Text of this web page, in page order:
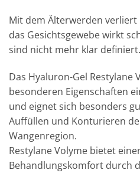
Mit dem Älterwerden verliert
das Gesichtsgewebe wirkt
sind nicht mehr klar definiert.
Das Hyaluron-Gel Restylane
besonderen Eigenschaften
und eignet sich besonders
Auffüllen und Konturieren
Wangenregion.
Restylane Volyme bietet
Behandlungskomfort durch